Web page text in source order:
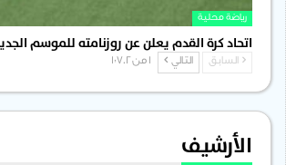
رياضة محلية
اتحاد كرة القدم يعلن عن روزنامته للموسم الجديد
السابق التالي
الأرشيف